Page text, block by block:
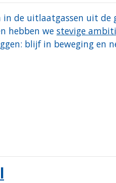
de uitlaatgassen uit de
hebben we stevige
blijf in beweging en